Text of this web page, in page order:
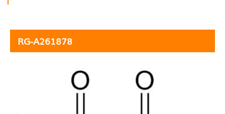
RG-A261878